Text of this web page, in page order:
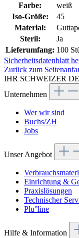
Farbe:
weiß
Iso-Größe:
45
Material:
Steril:
Ja
Lieferumfang: 100
Sicherheitsdatenblatt
Zurück zum
IHR SCHWEIZER
Unternehmen
Wer wir sind
Buchs/ZH
Jobs
Unser Angebot
Einrichtung &
Praxislösungen
Technischer
Plu°line
Hilfe & Information